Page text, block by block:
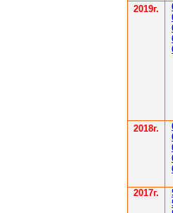
2019г.
2018г.
2017г.